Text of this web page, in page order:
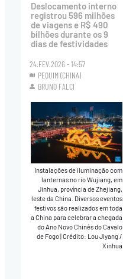
Deslocamento interno
registrou 596 milhões
de viagens e R$ 490
bilhões durante os 9
dias de festividades
24.FEV.2026 - 14:57
PEQUIM (CHINA)
BRUNO FALCI
Instalações de iluminação com
lanternas no rio Wujiang, em
Jinhua, província de Zhejiang,
leste da China. Diversos eventos
festivos são realizados em toda
a China para celebrar a chegada
do Ano Novo Chinês do Cavalo
de Fogo|Crédito: Lou Jiyang /
Xinhua